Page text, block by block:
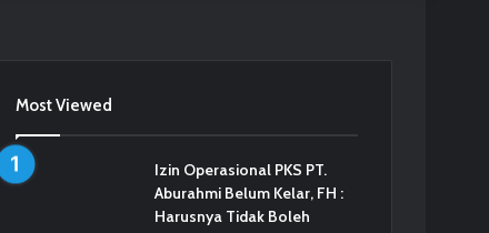
Most Viewed
Izin Operasional PKS PT.
Aburahmi Belum Kelar, FH :
Harusnya Tidak Boleh